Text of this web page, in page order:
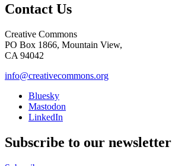
Contact Us
Creative Commons
PO Box 1866, Mountain View,
CA 94042
info@creativecommons.org
Bluesky
Mastodon
LinkedIn
Subscribe to our newsletter